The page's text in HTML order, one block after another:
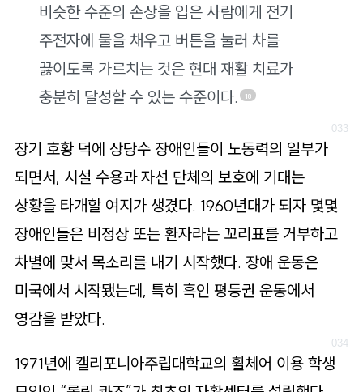
비슷한 수준의 손상을 입은 사람에게 전기
주전자에 물을 채우고 버튼을 눌러 차를
끓이도록 가르치는 것은 현대 재활 치료가
충분히 달성할 수 있는 수준이다.
18
장기 호황 덕에 상당수 장애인들이 노동력의 일부가
되면서, 시설 수용과 자선 단체의 보호에 기대는
상황을 타개할 여지가 생겼다. 1960년대가 되자 몇몇
장애인들은 비정상 또는 환자라는 꼬리표를 거부하고
차별에 맞서 목소리를 내기 시작했다. 장애 운동은
미국에서 시작됐는데, 특히 흑인 평등권 운동에서
영감을 받았다.
1971년에 캘리포니아주립대학교의 휠체어 이용 학생